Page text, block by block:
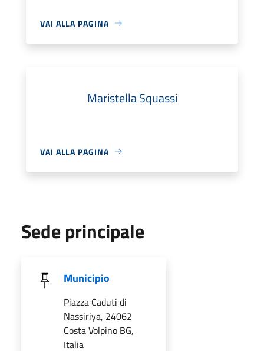
VAI ALLA PAGINA
Maristella Squassi
VAI ALLA PAGINA
Sede principale
Municipio
Piazza Caduti di
Nassiriya, 24062
Costa Volpino BG,
Italia